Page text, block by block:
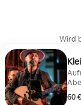
Wird
60 €
60
,